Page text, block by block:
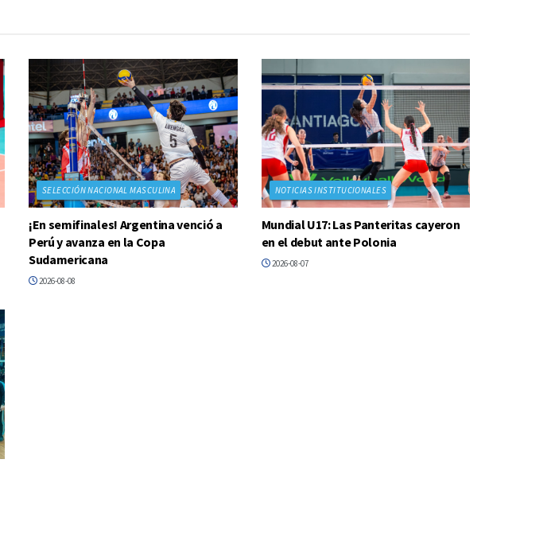
SELECCIÓN NACIONAL MASCULINA
¡En semifinales! Argentina venció a
Perú y avanza en la Copa
Sudamericana
2026-08-08
NOTICIAS INSTITUCIONALES
Mundial U17: Las Panteritas cayeron
en el debut ante Polonia
2026-08-07